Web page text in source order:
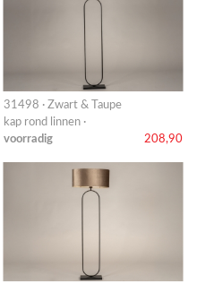
31498 · Zwart & Taupe
kap rond linnen ·
voorradig
208,90